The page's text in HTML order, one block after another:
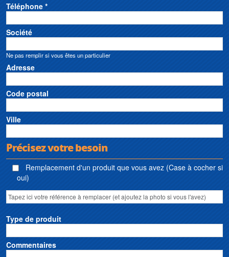
Téléphone *
Société
Ne pas remplir si vous êtes un particulier
Adresse
Code postal
Ville
Précisez votre besoin
Remplacement d'un produit que vous avez (Case à cocher si
oui)
Type de produit
Commentaires